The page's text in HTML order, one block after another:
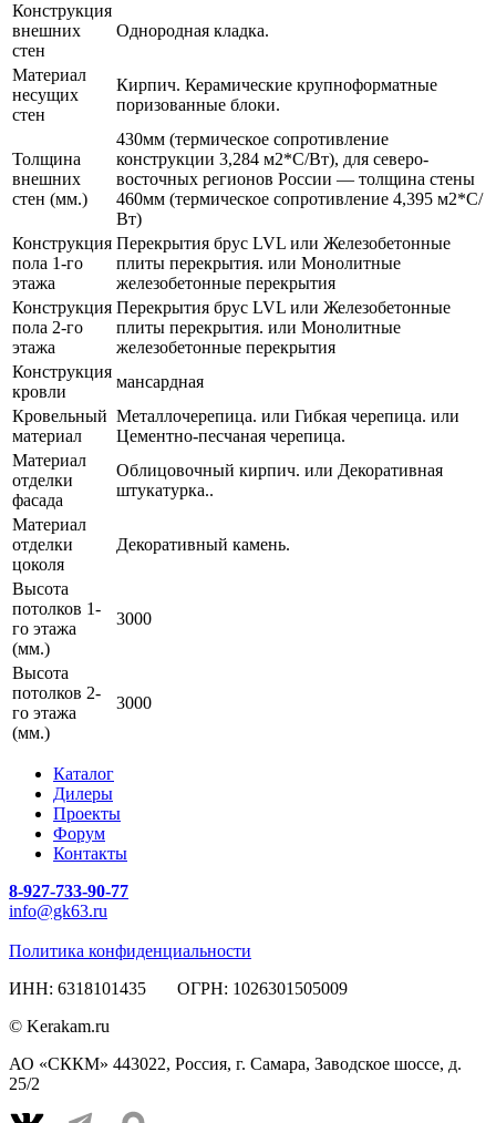
Конструкция
внешних
стен
Однородная кладка.
Материал
несущих
стен
Кирпич. Керамические крупноформатные
поризованные блоки.
Толщина
внешних
стен (мм.)
430мм (термическое сопротивление
конструкции 3,284 м2*С/Вт), для северо-
восточных регионов России — толщина стены
460мм (термическое сопротивление 4,395 м2*С/
Вт)
Конструкция
пола 1-го
этажа
Перекрытия брус LVL или Железобетонные
плиты перекрытия. или Монолитные
железобетонные перекрытия
Конструкция
пола 2-го
этажа
Перекрытия брус LVL или Железобетонные
плиты перекрытия. или Монолитные
железобетонные перекрытия
Конструкция
кровли
мансардная
Кровельный
материал
Металлочерепица. или Гибкая черепица. или
Цементно-песчаная черепица.
Материал
отделки
фасада
Облицовочный кирпич. или Декоративная
штукатурка..
Материал
отделки
цоколя
Декоративный камень.
Высота
потолков 1-
го этажа
(мм.)
3000
Высота
потолков 2-
го этажа
(мм.)
3000
Каталог
Дилеры
Проекты
Форум
Контакты
8-927-733-90-77
info@gk63.ru
Политика конфиденциальности
ИНН: 6318101435 ОГРН: 1026301505009
© Kerakam.ru
АО «СККМ» 443022, Россия, г. Самара, Заводское шоссе, д.
25/2